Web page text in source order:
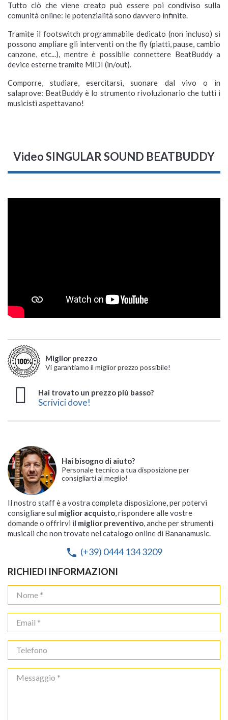
Tutto ciò che viene creato può essere poi condiviso sulla
comunità online: le potenzialità sono davvero infinite.
Tramite il footswitch programmabile dedicato (non incluso) si
possono ampliare gli interventi on the fly (piatti, pause, cambio
canzone, etc...), mentre è possibile connettere BeatBuddy a
device esterne tramite MIDI (in/out).
Comporre, studiare, esercitarsi, suonare dal vivo o in
salaprove: BeatBuddy è lo strumento rivoluzionario che tutti i
musicisti aspettavano!
Video SINGULAR SOUND BEATBUDDY
Miglior prezzo
Vi garantiamo il miglior prezzo possibile!
Hai trovato un prezzo più basso?
Scrivici dove!
Hai bisogno di aiuto?
Personale tecnico a tua disposizione per
consigliarti al meglio!
Il nostro staff è a vostra completa disposizione, per potervi
consigliare sul miglior acquisto , rispondere alle vostre
domande o offrirvi il miglior preventivo , anche per strumenti
musicali che non trovate nel catalogo online di Bananamusic.
phone (+39) 0444 134 3209
RICHIEDI INFORMAZIONI